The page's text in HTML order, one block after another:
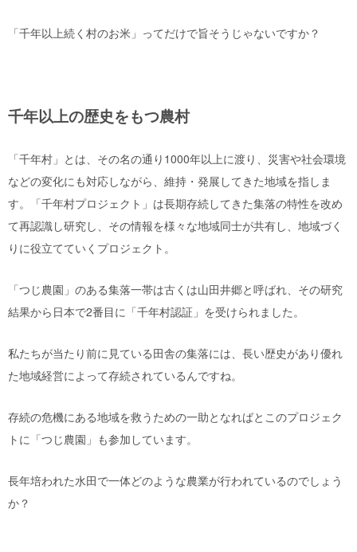
「千年以上続く村のお米」ってだけで旨そうじゃないですか？
千年以上の歴史をもつ農村
「千年村」とは、その名の通り 1000年以上に渡り、災害や社会環境
などの変化にも対応しながら、維持・発展してきた地域を指しま
す。「千年村プロジェクト」は長期存続してきた集落の特性を改め
て再認識し研究し、その情報を様々な地域同士が共有し、地域づく
りに役立てていくプロジェクト。
「つじ農園」のある集落一帯は古くは山田井郷と呼ばれ、その研究
結果から日本で2番目に「千年村認証」を受けられました。
私たちが当たり前に見ている田舎の集落には、長い歴史があり優れ
た地域経営によって存続されているんですね。
存続の危機にある地域を救うための一助となればとこのプロジェク
トに「つじ農園」も参加しています。
長年培われた水田で一体どのような農業が行われているのでしょう
か？